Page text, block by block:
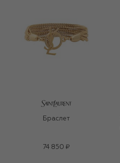
Браслет
74 850 ₽